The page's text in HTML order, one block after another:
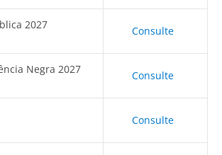
2027 Consulte
Negra 2027 Consulte
Consulte